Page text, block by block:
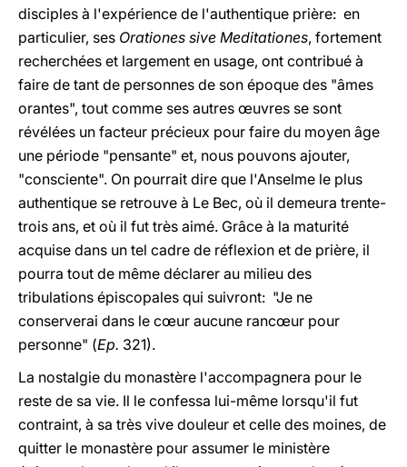
disciples à l'expérience de l'authentique prière: en
particulier, ses Orationes sive Meditationes, fortement
recherchées et largement en usage, ont contribué à
faire de tant de personnes de son époque des "âmes
orantes", tout comme ses autres œuvres se sont
révélées un facteur précieux pour faire du moyen âge
une période "pensante" et, nous pouvons ajouter,
"consciente". On pourrait dire que l'Anselme le plus
authentique se retrouve à Le Bec, où il demeura trente-
trois ans, et où il fut très aimé. Grâce à la maturité
acquise dans un tel cadre de réflexion et de prière, il
pourra tout de même déclarer au milieu des
tribulations épiscopales qui suivront: "Je ne
conserverai dans le cœur aucune rancœur pour
personne" (Ep. 321).
La nostalgie du monastère l'accompagnera pour le
reste de sa vie. Il le confessa lui-même lorsqu'il fut
contraint, à sa très vive douleur et celle des moines, de
quitter le monastère pour assumer le ministère